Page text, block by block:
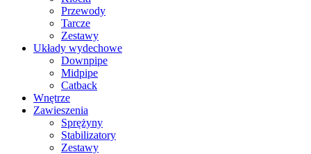
Przewody
Tarcze
Zestawy
Układy wydechowe
Downpipe
Midpipe
Catback
Wnętrze
Zawieszenia
Sprężyny
Stabilizatory
Zestawy